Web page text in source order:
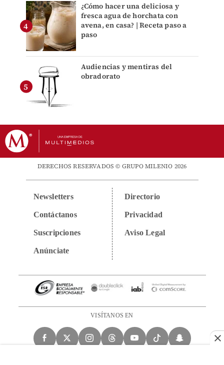
¿Cómo hacer una deliciosa y
fresca agua de horchata con
avena, en casa? | Receta paso a
paso
Audiencias y mentiras del
obradorato
DERECHOS RESERVADOS © GRUPO MILENIO 2026
Newsletters
Contáctanos
Suscripciones
Anúnciate
Directorio
Privacidad
Aviso Legal
VISÍTANOS EN